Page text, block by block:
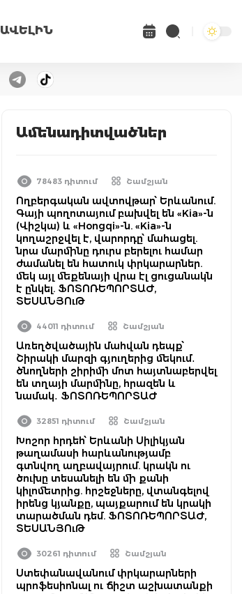
ԱՎԵԼԻՆ
Ամենադիտվածներ
78483 դիտում Շամշյան
Ողբերգական ավտովթար՝ Երևանում.
Գայի պողոտայում բախվել են «Kia»-ն
(Վիշկա) և «Hongqi»-ն. «Kia»-ն
կողաշրջվել է, վարորդը՝ մահացել.
նրա մարմինը դուրս բերելու համար
ժամանել են հատուկ փրկարարներ.
մեկ այլ մեքենայի վրա էլ ցուցանակն
է ընկել. ՖՈՏՈՌԵՊՈՐՏԱԺ,
ՏԵՍԱՆՅՈւԹ
44011 դիտում Շամշյան
Առեղծվածային մահվան դեպք՝
Շիրակի մարզի գյուղերից մեկում․
ծնողների շիրիմի մոտ հայտնաբերվել
են տղայի մարմինը, հրազեն և
նամակ․ ՖՈՏՈՌԵՊՈՐՏԱԺ
32851 դիտում Շամշյան
Խոշոր հրդեհ՝ Երևանի Սիլիկյան
թաղամասի հարևանությամբ
գտնվող աղբավայրում. կրակն ու
ծուխը տեսանելի են մի քանի
կիլոմետրից. հրշեջները, վտանգելով
իրենց կյանքը, պայքարում են կրակի
տարածման դեմ. ՖՈՏՈՌԵՊՈՐՏԱԺ,
ՏԵՍԱՆՅՈւԹ
30261 դիտում Շամշյան
Ստեփանավանում փրկարարների
պրոֆեսիոնալ ու ճիշտ աշխատանքի